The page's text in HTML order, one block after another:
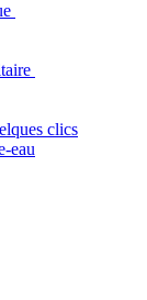
clics
eau